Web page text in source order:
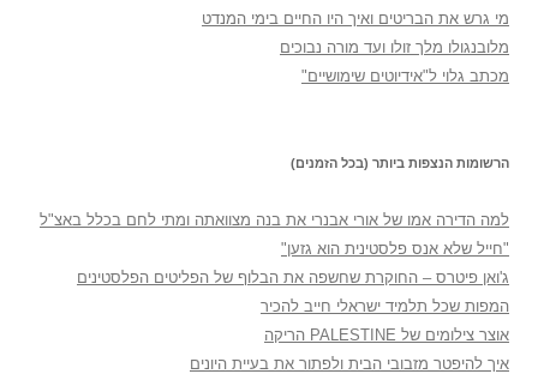
מי גרש את הבריטים ואיך היו החיים בימי המנדט
מלובנגולו מלך זולו ועד מורה נבוכים
מכתב גלוי ל"אידיוטים שימושיים"
הרשומות הנצפות ביותר (בכל הזמנים)
למה הדירה אמו של אורי אבנרי את בנה מצוואתה ומתי לחם בכלל באצ"ל
"חייל שלא אנס פלסטינית הוא גזען"
ג'ואן פיטרס – החוקרת שחשפה את הבלוף של הפליטים הפלסטינים
המפות שכל תלמיד ישראלי חייב להכיר
אוצר צילומים של PALESTINE הריקה
איך להיפטר מזבובי הבית ולפתור את בעיית היונים